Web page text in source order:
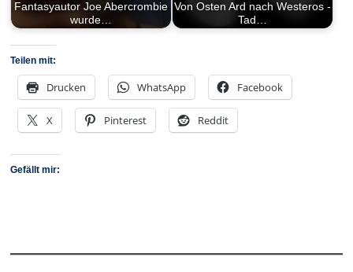
Fantasyautor Joe Abercrombie
wurde…
Von Osten Ard nach Westeros -
Tad…
Teilen mit:
Drucken WhatsApp Facebook
X Pinterest Reddit
Gefällt mir: